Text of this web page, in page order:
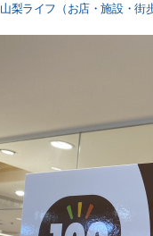
山梨ライフ（お店・施設・街